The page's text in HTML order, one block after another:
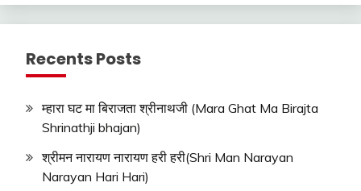
Recents Posts
म्हारा घट मा बिराजता श्रीनाथजी (Mara Ghat Ma Birajta
Shrinathji bhajan)
श्रीमन नारायण नारायण हरी हरी(Shri Man Narayan
Narayan Hari Hari)